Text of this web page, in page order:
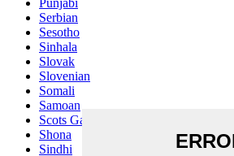
Serbian
Sesotho
Sinhala
Slovak
Slovenian
Somali
Samoan
Scots Gaelic
Shona
Sindhi